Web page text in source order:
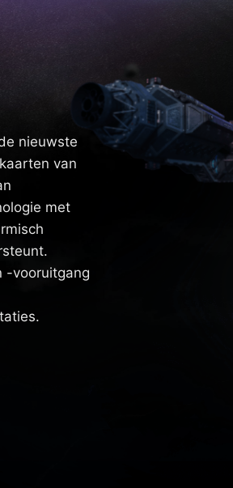
nieuwste
van
met
-vooruitgang